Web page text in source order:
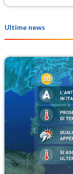
Ultime news